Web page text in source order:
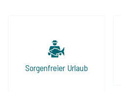
Sorgenfreier Urlaub